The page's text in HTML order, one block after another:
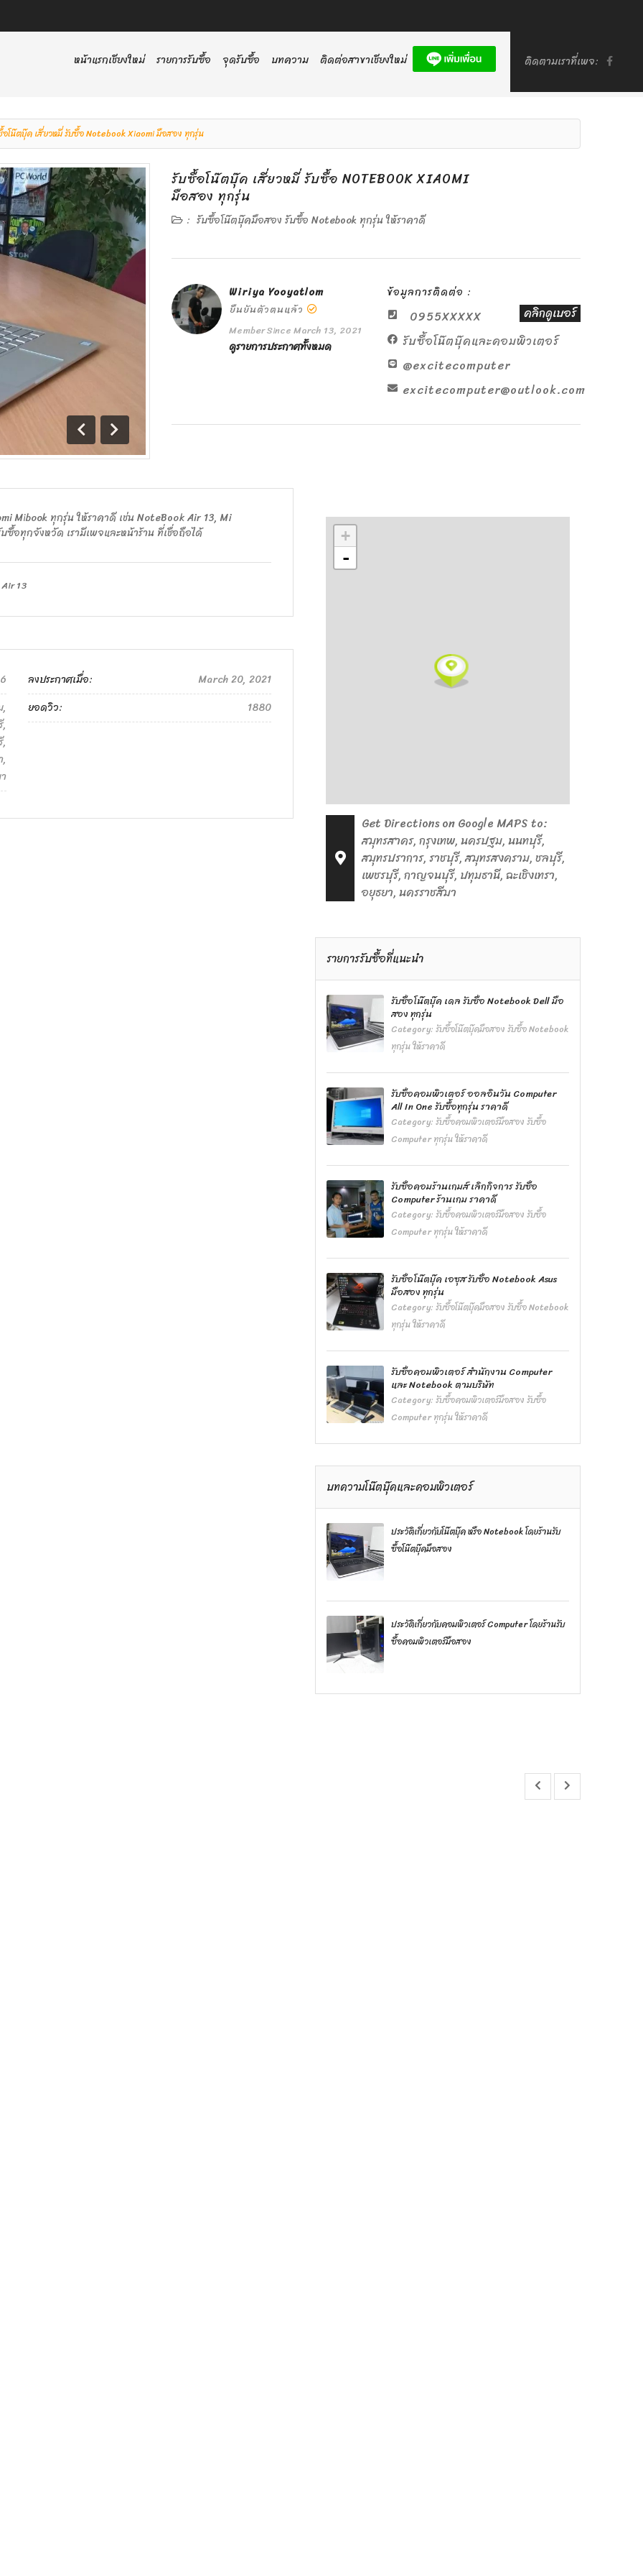
ติดตามเราที่เพจ:
หน้าแรกเชียงใหม่ รายการรับซื้อ จุดรับซื้อ บทความ ติดต่อสาขาเชียงใหม่
อโน๊ตบุ๊ค เสี่ยวหมี่ รับซื้อ Notebook ‎Xiaomi มือสอง ทุกรุ่น
ถอย
หลัง
เดิน
หน้า
รับซื้อโน๊ตบุ๊ค เสี่ยวหมี่ รับซื้อ NOTEBOOK ‎XIAOMI
มือสอง ทุกรุ่น
: รับซื้อโน๊ตบุ๊คมือสอง รับซื้อ Notebook ทุกรุ่น ให้ราคาดี
Wiriya Yooyatlom
ยืนยันตัวตนแล้ว
Member Since March 13, 2021
ดูรายการประกาศทั้งหมด
ข้อมูลการติดต่อ :
0955XXXXX
คลิกดูเบอร์
รับซื้อโน๊ตบุ๊คและคอมพิวเตอร์
@excitecomputer
excitecomputer@outlook.com
Mibook ทุกรุ่น ให้ราคาดี เช่น NoteBook Air 13, Mi
อทุกจังหวัด เรามีเพจและหน้าร้าน ที่เชื่อถือได้
13
ลงประกาศเมื่อ:
March 20, 2021
,
,
,
ยอดวิว: 1880
+
-
Get Directions on Google MAPS to:
สมุทรสาคร, กรุงเทพ, นครปฐม, นนทบุรี,
สมุทรปราการ, ราชบุรี, สมุทรสงคราม, ชลบุรี,
เพชรบุรี, กาญจนบุรี, ปทุมธานี, ฉะเชิงเทรา,
อยุธยา, นครราชสีมา
รายการรับซื้อที่แนะนำ
รับซื้อโน๊ตบุ๊ค เดล รับซื้อ Notebook Dell มือ
สอง ทุกรุ่น
Category:รับซื้อโน๊ตบุ๊คมือสอง รับซื้อ Notebook
ทุกรุ่น ให้ราคาดี
รับซื้อคอมพิวเตอร์ ออลอินวัน Computer
All In One รับซื้อทุกรุ่น ราคาดี
Category:รับซื้อคอมพิวเตอร์มือสอง รับซื้อ
Computer ทุกรุ่น ให้ราคาดี
รับซื้อคอมร้านเกมส์ เลิกกิจการ รับซื้อ
Computer ร้านเกม ราคาดี
Category:รับซื้อคอมพิวเตอร์มือสอง รับซื้อ
Computer ทุกรุ่น ให้ราคาดี
รับซื้อโน๊ตบุ๊ค เอซุส รับซื้อ Notebook Asus
มือสอง ทุกรุ่น
Category:รับซื้อโน๊ตบุ๊คมือสอง รับซื้อ Notebook
ทุกรุ่น ให้ราคาดี
รับซื้อคอมพิวเตอร์ สำนักงาน Computer
และ Notebook ตามบริษัท
Category:รับซื้อคอมพิวเตอร์มือสอง รับซื้อ
Computer ทุกรุ่น ให้ราคาดี
บทความโน๊ตบุ๊คและคอมพิวเตอร์
ประวัติเกี่ยวกับโน๊ตบุ๊ค หรือ Notebook โดยร้านรับ
ซื้อโน๊ตบุ๊คมือสอง
ประวัติเกี่ยวกับคอมพิวเตอร์ Computer โดยร้านรับ
ซื้อคอมพิวเตอร์มือสอง